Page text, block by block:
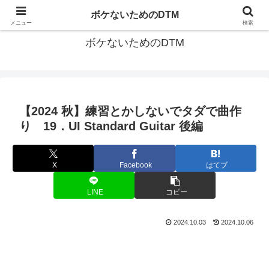
ゆる～く続ける音楽制作のあれこれや昔ばなし
ボケないためのDTM
【2024 秋】練習とかしないでタダで曲作
り 19．UI Standard Guitar 後編
X Facebook はてブ
LINE コピー
2024.10.03 2024.10.06
メニュー
ボケないためのDTM
検索